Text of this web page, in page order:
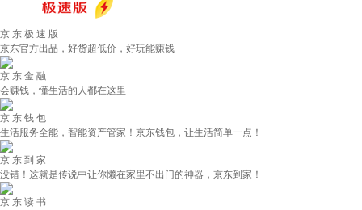
京 东 极 速 版
京东官方出品，好货超低价，好玩能赚钱
京 东 金 融
会赚钱，懂生活的人都在这里
京 东 钱 包
生活服务全能，智能资产管家！京东钱包，让生活简单一点！
京 东 到 家
没错！这就是传说中让你懒在家里不出门的神器，京东到家！
京 东 读 书